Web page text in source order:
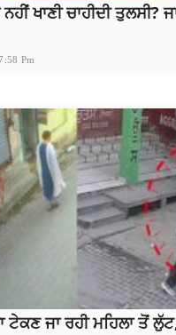
ਖਾਣੀ ਚਾਹੀਦੀ ਤੁਲਸੀ?
Pm
ਟੇਕਣ ਜਾ ਰਹੀ ਮਹਿਲਾ ਤੋਂ